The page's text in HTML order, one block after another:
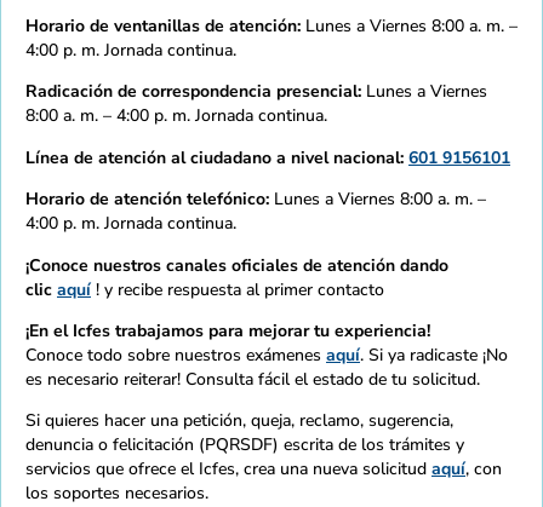
Horario de ventanillas de atención: Lunes a Viernes 8:00 a. m. –
4:00 p. m. Jornada continua.
Radicación de correspondencia presencial: Lunes a Viernes
8:00 a. m. – 4:00 p. m. Jornada continua.
Línea de atención al ciudadano a nivel nacional: 601 9156101
Horario de atención telefónico: Lunes a Viernes 8:00 a. m. –
4:00 p. m. Jornada continua.
¡Conoce nuestros canales oficiales de atención dando
clic aquí ! y recibe respuesta al primer contacto
¡En el Icfes trabajamos para mejorar tu experiencia!
Conoce todo sobre nuestros exámenes aquí. Si ya radicaste ¡No
es necesario reiterar! Consulta fácil el estado de tu solicitud.
Si quieres hacer una petición, queja, reclamo, sugerencia,
denuncia o felicitación (PQRSDF) escrita de los trámites y
servicios que ofrece el Icfes, crea una nueva solicitud aquí, con
los soportes necesarios.